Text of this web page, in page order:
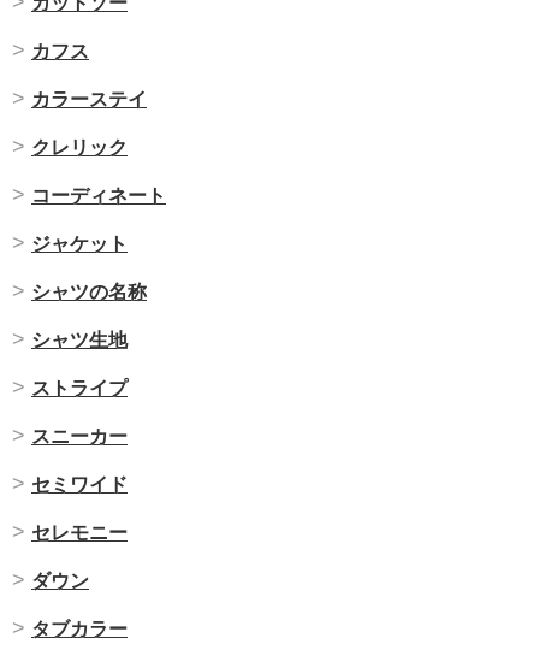
カフス
カラーステイ
クレリック
コーディネート
ジャケット
シャツの名称
シャツ生地
ストライプ
スニーカー
セミワイド
セレモニー
ダウン
タブカラー